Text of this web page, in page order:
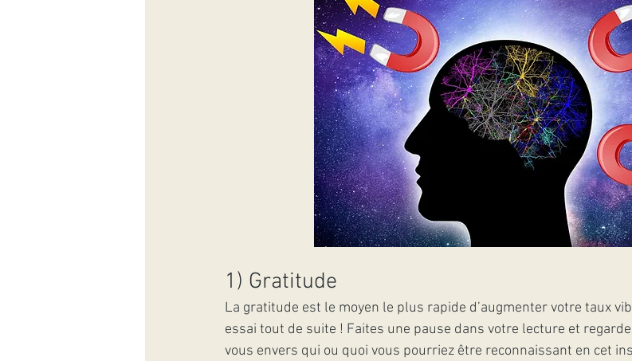
1) Gratitude
La gratitude est le moyen le plus rapide d’augmenter votre taux
essai tout de suite ! Faites une pause dans votre lecture et
vous envers qui ou quoi vous pourriez être reconnaissant en cet